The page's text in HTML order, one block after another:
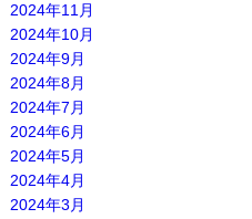
2024年11月
2024年10月
2024年9月
2024年8月
2024年7月
2024年6月
2024年5月
2024年4月
2024年3月